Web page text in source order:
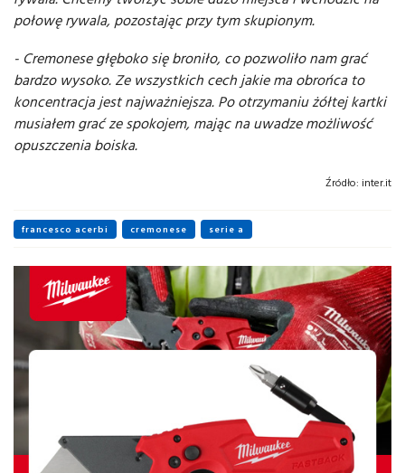
połowę rywala, pozostając przy tym skupionym.
- Cremonese głęboko się broniło, co pozwoliło nam grać
bardzo wysoko. Ze wszystkich cech jakie ma obrońca to
koncentracja jest najważniejsza. Po otrzymaniu żółtej kartki
musiałem grać ze spokojem, mając na uwadze możliwość
opuszczenia boiska.
Źródło: inter.it
francesco acerbi cremonese serie a